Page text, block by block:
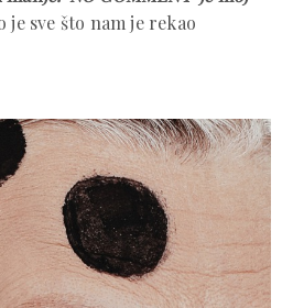
je sve što nam je rekao